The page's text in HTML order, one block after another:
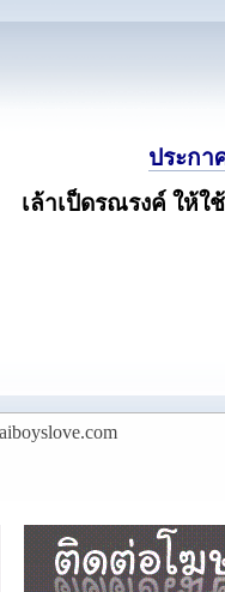
ประกา
เล้าเป็ดรณรงค์ ให้ใ